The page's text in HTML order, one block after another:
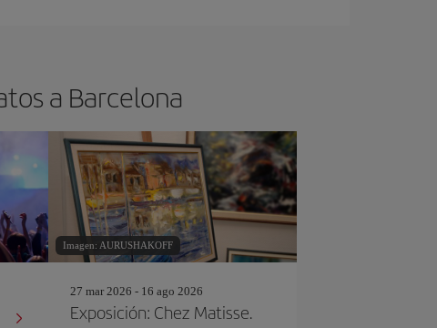
a Barcelona
Imagen: AURUSHAKOFF
27 mar 2026 - 16 ago 2026
Exposición: Chez Matisse.